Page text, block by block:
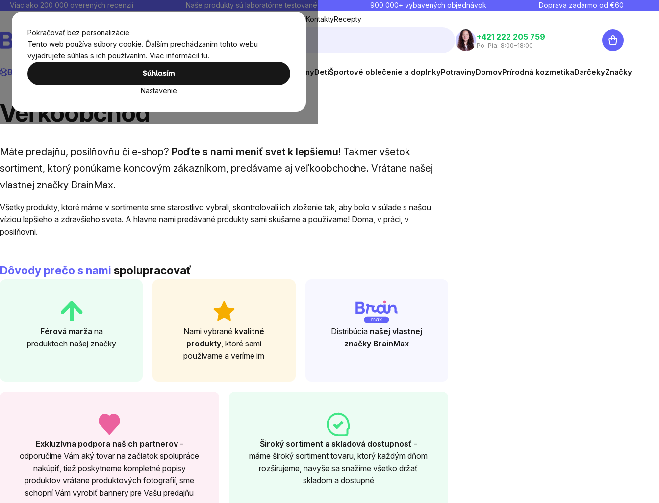
Pokračovať bez personalizácie
Tento web používa súbory cookie. Ďalším prechádzaním tohto webu
vyjadrujete súhlas s ich používaním. Viac informácií tu.
Súhlasím
Nastavenie
PrejsťViac ako 200 000 overených recenzií Naše produkty sú laboratórne testované 900 000+ vybavených objednávok Doprava zadarmo od €60
Doprava a platbaKontaktyRecepty
Hľadať
+421 222 205 759
Po–Pia: 8:00–18:00
Nákupný
košík
BrainMax® Výživové doplnky Muži ŽenyDetiŠportové oblečenie a doplnkyPotravinyDomovPrírodná kozmetikaDarčekyZnačky
Veľkoobchod
Máte predajňu, posilňovňu či e-shop? Poďte s nami meniť svet k lepšiemu! Takmer všetok
sortiment, ktorý ponúkame koncovým zákazníkom, predávame aj veľkoobchodne. Vrátane našej
vlastnej značky BrainMax.
Všetky produkty, ktoré máme v sortimente sme starostlivo vybrali, skontrolovali ich zloženie tak, aby bolo v súlade s našou
víziou lepšieho a zdravšieho sveta. A hlavne nami predávané produkty sami skúšame a používame! Doma, v práci, v
posilňovni.
Dôvody prečo s nami spolupracovať
Férová marža na
produktoch našej značky
Nami vybrané kvalitné
produkty, ktoré sami
používame a veríme im
Distribúcia našej vlastnej
značky BrainMax
Exkluzívna podpora našich partnerov-
odporučíme Vám aký tovar na začiatok spolupráce
nakúpiť, tiež poskytneme kompletné popisy
produktov vrátane produktových fotografií, sme
schopní Vám vyrobiť bannery pre Vašu predajňu
Široký sortiment a skladová dostupnosť -
máme široký sortiment tovaru, ktorý každým dňom
rozširujeme, navyše sa snažíme všetko držať
skladom a dostupné